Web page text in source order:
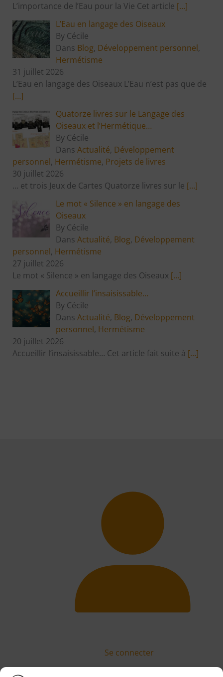
L’importance de l’Eau pour la Vie Cet article […]
L’Eau en langage des Oiseaux
By Cécile
Dans Blog, Développement personnel,
Hermétisme
31 juillet 2026
L’Eau en langage des Oiseaux L’Eau n’est pas que de
[…]
Quatorze livres sur le Langage des
Oiseaux et l’Hermétique…
By Cécile
Dans Actualité, Développement
personnel, Hermétisme, Projets de livres
30 juillet 2026
… et trois Jeux de Cartes Quatorze livres sur le […]
Le mot « Silence » en langage des
Oiseaux
By Cécile
Dans Actualité, Blog, Développement
personnel, Hermétisme
27 juillet 2026
Le mot « Silence » en langage des Oiseaux […]
Accueillir l’insaisissable…
By Cécile
Dans Actualité, Blog, Développement
personnel, Hermétisme
20 juillet 2026
Accueillir l’insaisissable… Cet article fait suite à […]
Se connecter